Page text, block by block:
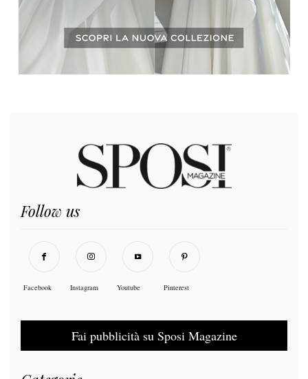
Follow us
Facebook Instagram Youtube Pinterest
Fai pubblicità su Sposi Magazine